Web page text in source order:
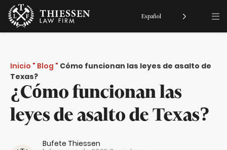
Inicio " Blog " Cómo funcionan las leyes de asalto de
Texas?
¿Cómo funcionan las
leyes de asalto de Texas?
Bufete Thiessen
Español